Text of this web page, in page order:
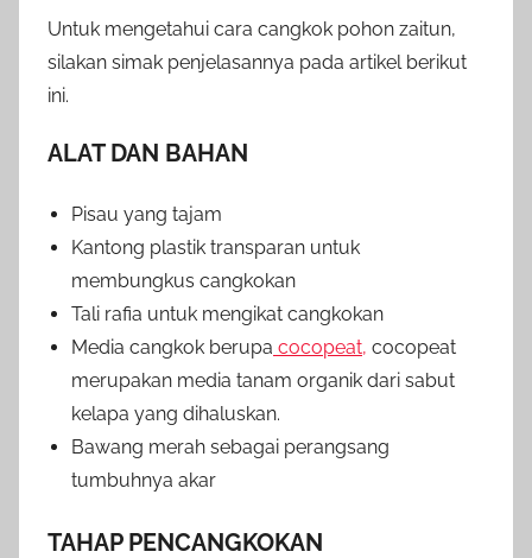
Untuk mengetahui cara cangkok pohon zaitun,
silakan simak penjelasannya pada artikel berikut
ini.
ALAT DAN BAHAN
Pisau yang tajam
Kantong plastik transparan untuk
membungkus cangkokan
Tali rafia untuk mengikat cangkokan
Media cangkok berupa cocopeat, cocopeat
merupakan media tanam organik dari sabut
kelapa yang dihaluskan.
Bawang merah sebagai perangsang
tumbuhnya akar
TAHAP PENCANGKOKAN